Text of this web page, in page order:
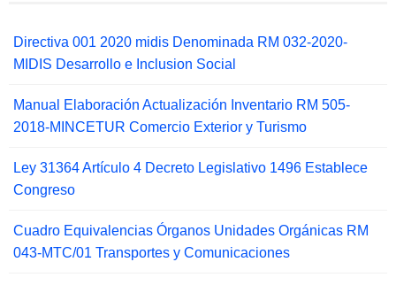
Directiva 001 2020 midis Denominada RM 032-2020-
MIDIS Desarrollo e Inclusion Social
Manual Elaboración Actualización Inventario RM 505-
2018-MINCETUR Comercio Exterior y Turismo
Ley 31364 Artículo 4 Decreto Legislativo 1496 Establece
Congreso
Cuadro Equivalencias Órganos Unidades Orgánicas RM
043-MTC/01 Transportes y Comunicaciones